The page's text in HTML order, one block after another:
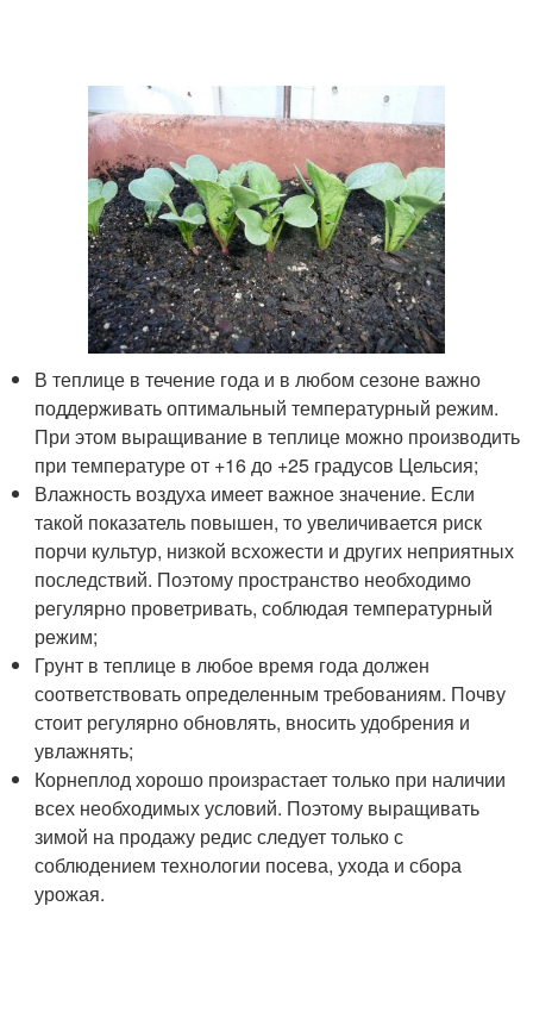
В теплице в течение года и в любом сезоне важно
поддерживать оптимальный температурный режим.
При этом выращивание в теплице можно производить
при температуре от +16 до +25 градусов Цельсия;
Влажность воздуха имеет важное значение. Если
такой показатель повышен, то увеличивается риск
порчи культур, низкой всхожести и других неприятных
последствий. Поэтому пространство необходимо
регулярно проветривать, соблюдая температурный
режим;
Грунт в теплице в любое время года должен
соответствовать определенным требованиям. Почву
стоит регулярно обновлять, вносить удобрения и
увлажнять;
Корнеплод хорошо произрастает только при наличии
всех необходимых условий. Поэтому выращивать
зимой на продажу редис следует только с
соблюдением технологии посева, ухода и сбора
урожая.